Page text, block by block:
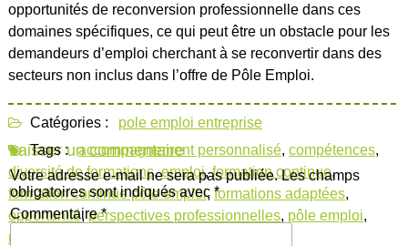
opportunités de reconversion professionnelle dans ces
domaines spécifiques, ce qui peut être un obstacle pour les
demandeurs d’emploi cherchant à se reconvertir dans des
secteurs non inclus dans l’offre de Pôle Emploi.
Catégories :
pole emploi entreprise
Tags : accompagnement personnalisé, compétences,
diversité de formations,emploi,formation continue,
formation continue pôle emploi, formations adaptées,
opportunité,perspectives professionnelles, pôle emploi,
reconversion
Laisser un commentaire
Votre adresse e-mail ne sera pas publiée. Les champs
obligatoires sont indiqués avec *
Commentaire*